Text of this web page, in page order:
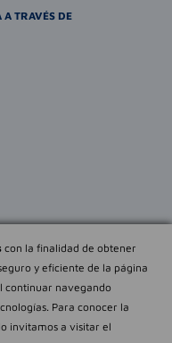
con la finalidad de obtener
y eficiente de la página
continuar navegando
Para conocer la
invitamos a visitar el
TRAVÉS DE